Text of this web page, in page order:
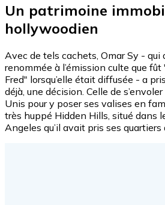
Un patrimoine
hollywoodien
Avec de tels cachets, Omar Sy -
renommée à l’émission culte que fût
Fred" lorsqu’elle était diffusée - a
déjà, une décision. Celle de
Unis pour y poser ses valises en
très huppé Hidden Hills, situé dans
Angeles qu’il avait pris ses quartiers